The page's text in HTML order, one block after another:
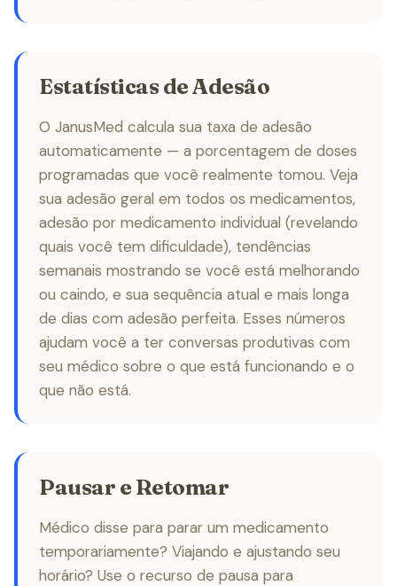
Estatísticas de Adesão
O JanusMed calcula sua taxa de adesão
automaticamente — a porcentagem de doses
programadas que você realmente tomou. Veja
sua adesão geral em todos os medicamentos,
adesão por medicamento individual (revelando
quais você tem dificuldade), tendências
semanais mostrando se você está melhorando
ou caindo, e sua sequência atual e mais longa
de dias com adesão perfeita. Esses números
ajudam você a ter conversas produtivas com
seu médico sobre o que está funcionando e o
que não está.
Pausar e Retomar
Médico disse para parar um medicamento
temporariamente? Viajando e ajustando seu
horário? Use o recurso de pausa para